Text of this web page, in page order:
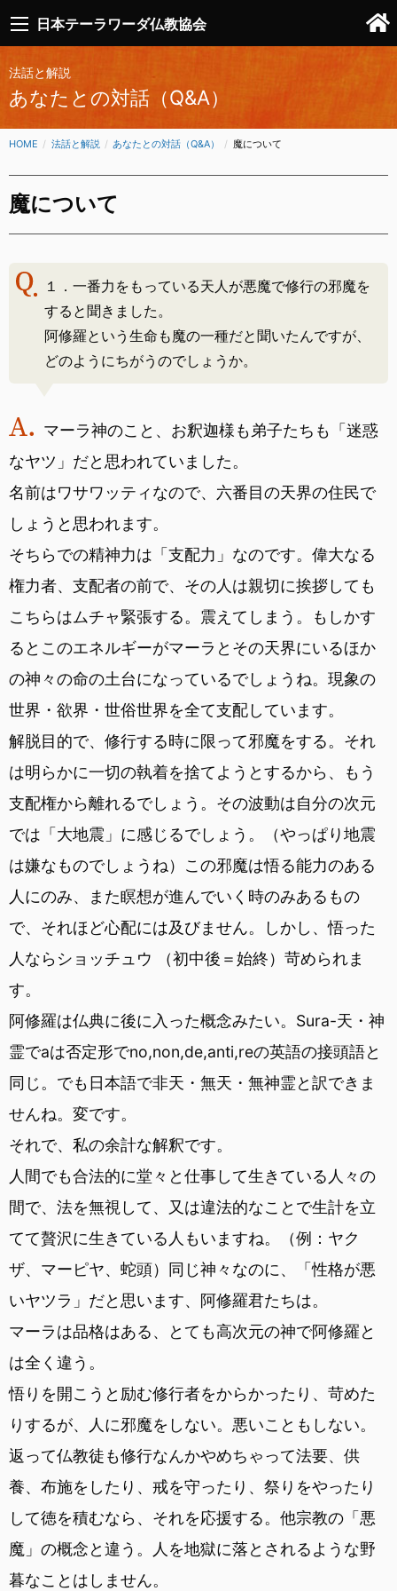
日本テーラワーダ仏教協会
法話と解説
あなたとの対話（Q&A）
HOME 法話と解説 あなたとの対話（Q&A） CURRENT:
魔について
魔について
１．一番力をもっている天人が悪魔で修行の邪魔を
すると聞きました。
阿修羅という生命も魔の一種だと聞いたんですが、
どのようにちがうのでしょうか。
マーラ神のこと、お釈迦様も弟子たちも「迷惑
なヤツ」だと思われていました。
名前はワサワッティなので、六番目の天界の住民で
しょうと思われます。
そちらでの精神力は「支配力」なのです。偉大なる
権力者、支配者の前で、その人は親切に挨拶しても
こちらはムチャ緊張する。震えてしまう。もしかす
るとこのエネルギーがマーラとその天界にいるほか
の神々の命の土台になっているでしょうね。現象の
世界・欲界・世俗世界を全て支配しています。
解脱目的で、修行する時に限って邪魔をする。それ
は明らかに一切の執着を捨てようとするから、もう
支配権から離れるでしょう。その波動は自分の次元
では「大地震」に感じるでしょう。（やっぱり地震
は嫌なものでしょうね）この邪魔は悟る能力のある
人にのみ、また瞑想が進んでいく時のみあるもの
で、それほど心配には及びません。しかし、悟った
人ならショッチュウ （初中後＝始終）苛められま
す。
阿修羅は仏典に後に入った概念みたい。Sura-天・神
霊でaは否定形でno,non,de,anti,reの英語の接頭語と
同じ。でも日本語で非天・無天・無神霊と訳できま
せんね。変です。
それで、私の余計な解釈です。
人間でも合法的に堂々と仕事して生きている人々の
間で、法を無視して、又は違法的なことで生計を立
てて贅沢に生きている人もいますね。（例：ヤク
ザ、マーピヤ、蛇頭）同じ神々なのに、「性格が悪
いヤツラ」だと思います、阿修羅君たちは。
マーラは品格はある、とても高次元の神で阿修羅と
は全く違う。
悟りを開こうと励む修行者をからかったり、苛めた
りするが、人に邪魔をしない。悪いこともしない。
返って仏教徒も修行なんかやめちゃって法要、供
養、布施をしたり、戒を守ったり、祭りをやったり
して徳を積むなら、それを応援する。他宗教の「悪
魔」の概念と違う。人を地獄に落とされるような野
暮なことはしません。